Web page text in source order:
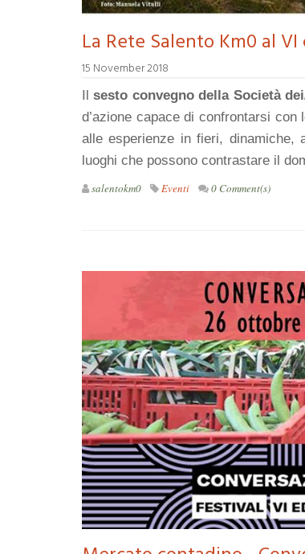
La Rete Salento Km0 al
15 November 2018
Ilsesto convegno della Società
d’azione capace di confrontarsi
alle esperienze in fieri, dinamiche,
luoghi che possono contrastare il
salentokm0 Eventi 0 Comment(s)